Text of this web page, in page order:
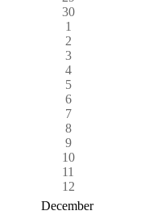
30
1
2
3
4
5
6
7
8
9
10
11
12
December